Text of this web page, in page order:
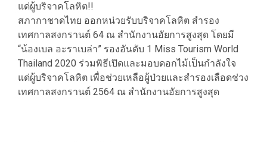
แด่ผู้บริจาคโลหิต!!
สภากาชาดไทย ออกหน่วยรับบริจาคโลหิต สำรอง
เทศกาลสงกรานต์ 64 ณ สำนักงานอัยการสูงสุด โดยมี
“น้องเบล อะราเบล่า” รองอันดับ 1 Miss Tourism World
Thailand 2020 ร่วมพิธีเปิดและมอบดอกไม้เป็นกำลังใจ
แด่ผู้บริจาคโลหิต เพื่อช่วยเหลือผู้ป่วยและสำรองเลือดช่วง
เทศกาลสงกรานต์ 2564 ณ สำนักงานอัยการสูงสุด